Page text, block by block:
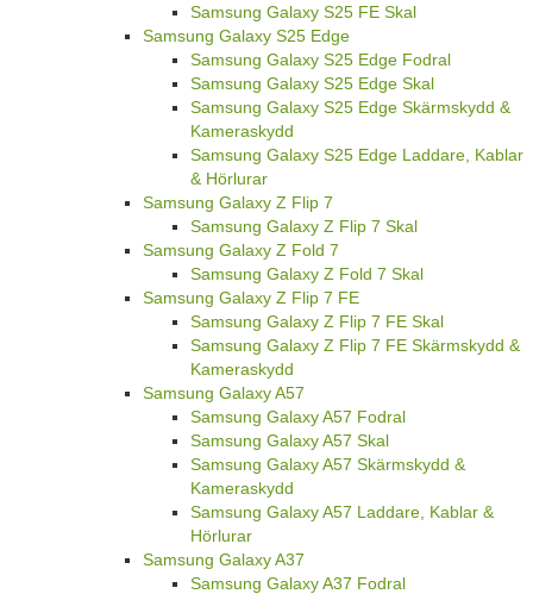
Samsung Galaxy S25 FE Skal
Samsung Galaxy S25 Edge
Samsung Galaxy S25 Edge Fodral
Samsung Galaxy S25 Edge Skal
Samsung Galaxy S25 Edge Skärmskydd &
Kameraskydd
Samsung Galaxy S25 Edge Laddare, Kablar
& Hörlurar
Samsung Galaxy Z Flip 7
Samsung Galaxy Z Flip 7 Skal
Samsung Galaxy Z Fold 7
Samsung Galaxy Z Fold 7 Skal
Samsung Galaxy Z Flip 7 FE
Samsung Galaxy Z Flip 7 FE Skal
Samsung Galaxy Z Flip 7 FE Skärmskydd &
Kameraskydd
Samsung Galaxy A57
Samsung Galaxy A57 Fodral
Samsung Galaxy A57 Skal
Samsung Galaxy A57 Skärmskydd &
Kameraskydd
Samsung Galaxy A57 Laddare, Kablar &
Hörlurar
Samsung Galaxy A37
Samsung Galaxy A37 Fodral